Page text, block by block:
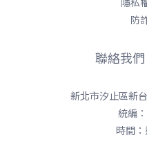
防
聯絡我
新北市汐止區新
統編
時間